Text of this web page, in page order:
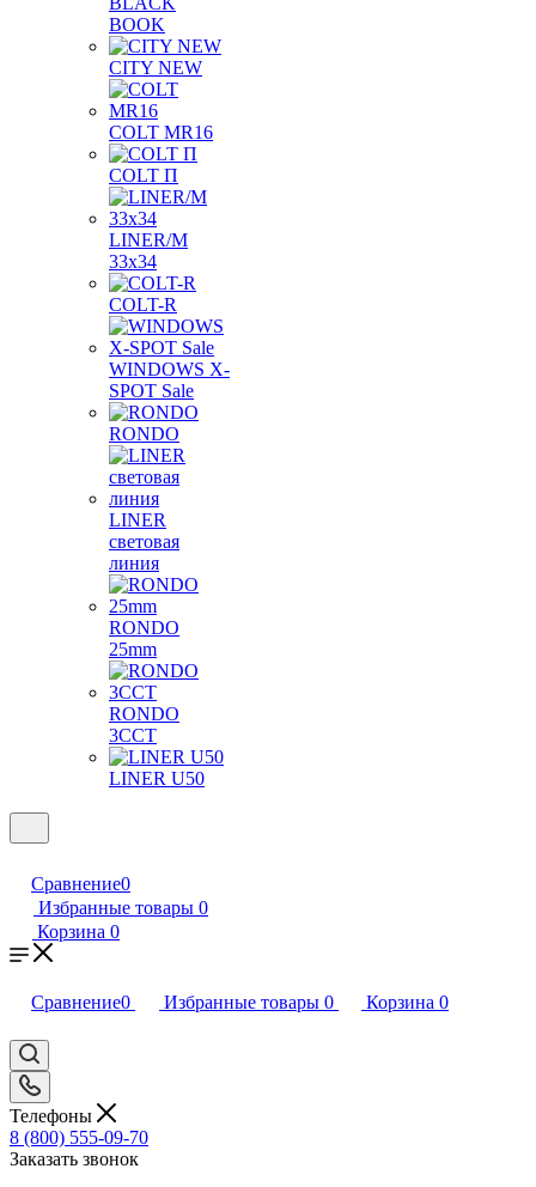
BOOK
CITY NEW
COLT MR16
COLT П
LINER/М
33х34
COLT-R
WINDOWS X-
SPOT Sale
RONDO
LINER
световая
линия
RONDO
25mm
RONDO
3CCT
LINER U50
Сравнение0
Избранные товары 0
Корзина 0
Сравнение0 Избранные товары 0 Корзина 0
Телефоны
8 (800) 555-09-70
Заказать звонок